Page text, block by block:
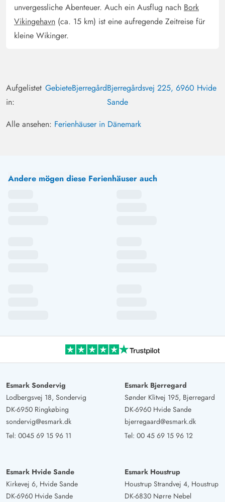
Falk Wohllebe
Deutschland
4.5 von 5
4.5 von 5
4.5 out of 5
10/08/2024
frei bewegen sehr entspannt
Gast
angrenzenden Ferienhäusern gab es keine
unvergessliche Abenteuer. Auch ein Ausflug nach Bork
Vikingehavn (ca. 15 km) ist eine aufregende Zeitreise für
kleine Wikinger.
Aufgelistet
in:
GebieteBjerregårdBjerregårdsvej 225, 6960 Hvide
Sande
Alle ansehen: Ferienhäuser in Dänemark
Andere mögen diese Ferienhäuser auch
Esmark Sondervig
Lodbergsvej 18, Sondervig
DK-6950 Ringkøbing
sondervig@esmark.dk
Tel: 0045 69 15 96 11
Esmark Bjerregard
Sønder Klitvej 195, Bjerregard
DK-6960 Hvide Sande
bjerregaard@esmark.dk
Tel: 00 45 69 15 96 12
Esmark Hvide Sande
Kirkevej 6, Hvide Sande
DK-6960 Hvide Sande
Esmark Houstrup
Houstrup Strandvej 4, Houstrup
DK-6830 Nørre Nebel